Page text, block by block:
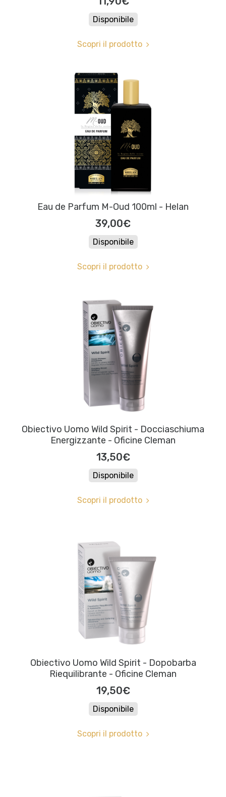
Disponibile
Scopri il prodotto
Eau de Parfum M-Oud 100ml - Helan
39,00€
Disponibile
Scopri il prodotto
Obiectivo Uomo Wild Spirit - Docciaschiuma
Energizzante - Oficine Cleman
13,50€
Disponibile
Scopri il prodotto
Obiectivo Uomo Wild Spirit - Dopobarba
Riequilibrante - Oficine Cleman
19,50€
Disponibile
Scopri il prodotto